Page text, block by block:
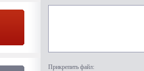
Прикрепить файл: